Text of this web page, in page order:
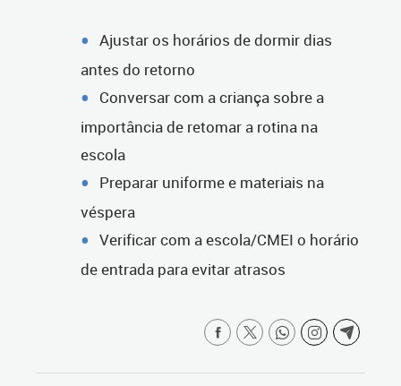
Ajustar os horários de dormir dias
antes do retorno
Conversar com a criança sobre a
importância de retomar a rotina na
escola
Preparar uniforme e materiais na
véspera
Verificar com a escola/CMEI o horário
de entrada para evitar atrasos